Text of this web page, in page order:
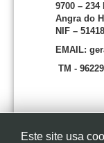
9700 –
Angra do
NIF –
EMAIL:
TM -
Este site usa